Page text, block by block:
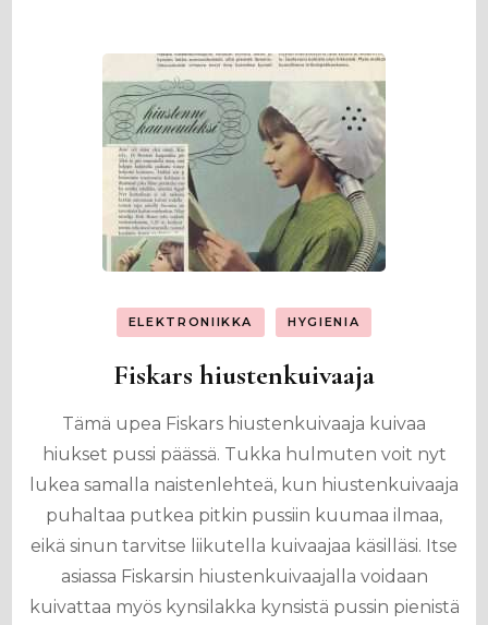
ELEKTRONIIKKA HYGIENIA
Fiskars hiustenkuivaaja
Tämä upea Fiskars hiustenkuivaaja kuivaa
hiukset pussi päässä. Tukka hulmuten voit nyt
lukea samalla naistenlehteä, kun hiustenkuivaaja
puhaltaa putkea pitkin pussiin kuumaa ilmaa,
eikä sinun tarvitse liikutella kuivaajaa käsilläsi. Itse
asiassa Fiskarsin hiustenkuivaajalla voidaan
kuivattaa myös kynsilakka kynsistä pussin pienistä